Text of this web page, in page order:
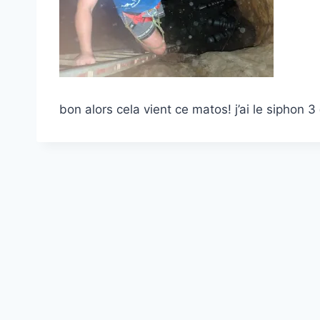
bon alors cela vient ce matos! j’ai le siphon 3